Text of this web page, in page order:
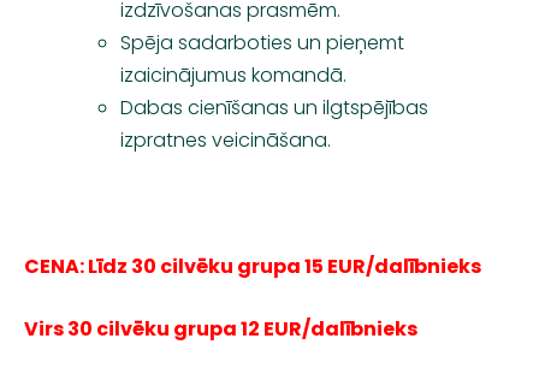
izdzīvošanas prasmēm.
Spēja sadarboties un pieņemt
izaicinājumus komandā.
Dabas cienīšanas un ilgtspējības
izpratnes veicināšana.
CENA: Līdz 30 cilvēku grupa 15 EUR/dalībnieks
Virs 30 cilvēku grupa 12 EUR/dalībnieks